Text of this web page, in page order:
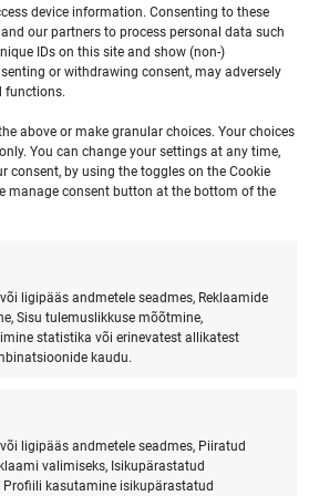
device information. Consenting to these
our partners to process personal data such
IDs on this site and show (non-)
or withdrawing consent, may adversely
functions.
above or make granular choices. Your choices
You can change your settings at any time,
consent, by using the toggles on the Cookie
manage consent button at the bottom of the
ligipääs andmetele seadmes, Reklaamide
Sisu tulemuslikkuse mõõtmine,
statistika või erinevatest allikatest
kaudu.
ligipääs andmetele seadmes, Piiratud
valimiseks, Isikupärastatud
kasutamine isikupärastatud
mäleta inimeste nimesid. Kasuta
viise näidata, et inimene loeb
peale on mul halb mälu.
ja kordan seda ja seostan mingi
on mul hea mälu, hea seegi
sulle rääkis. Järgmine kord, kui ta
sul läks, käsitle teemat, mis teil käsil
See on tähelepanek.
kiire ja kõik on automatiseeritud, on
pööramine — iseenesest
põhimõte sees alati olnud, aga ma ei
otseselt nimeks pannud.